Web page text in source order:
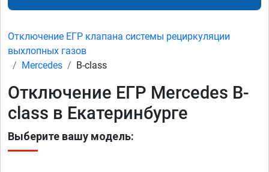
Отключение ЕГР клапана системы рециркуляции
выхлопных газов
Mercedes
B-class
Отключение ЕГР Mercedes B-
class в Екатеринбурге
Выберите вашу модель: